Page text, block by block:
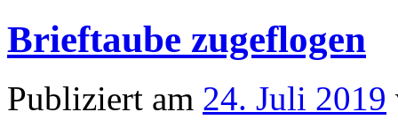
Brieftaube zugeflogen
Publiziert am 24. Juli 2019